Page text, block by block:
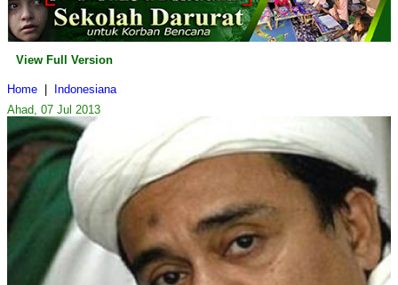
View Full Version
Home
Indonesiana
Ahad, 07 Jul 2013